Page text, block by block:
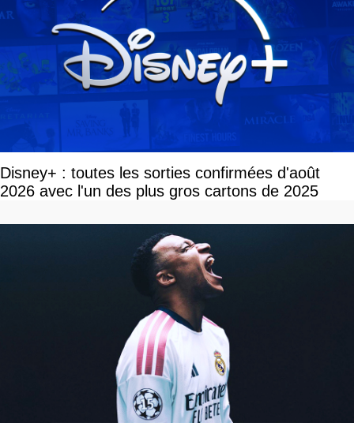
Disney+ : toutes les sorties confirmées d'août
2026 avec l'un des plus gros cartons de 2025